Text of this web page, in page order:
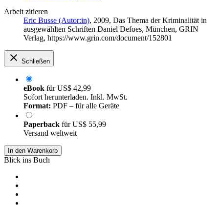
Arbeit zitieren
Eric Busse (Autor:in), 2009, Das Thema der Kriminalität in
ausgewählten Schriften Daniel Defoes, München, GRIN
Verlag, https://www.grin.com/document/152801
Schließen
eBook fürUS$ 42,99
Sofort herunterladen. Inkl. MwSt.
Format: PDF – für alle Geräte
Paperback fürUS$ 55,99
Versand weltweit
In den Warenkorb
Blick ins Buch